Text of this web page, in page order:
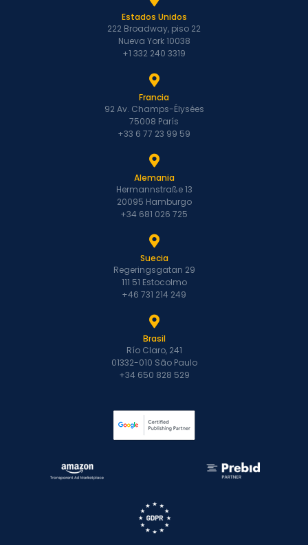
Estados Unidos
222 Broadway, piso 22
Nueva York 10038
+1 332 240 3319
Francia
92 Av. Champs-Élysées
75008 París
+33 6 77 23 99 59
Alemania
Hermannstraße 13
20095 Hamburgo
+34 681 026 725
Suecia
Regeringsgatan 29
111 51 Estocolmo
+46 731 214 249
Brasil
Río Claro, 241
01332-010 São Paulo
+34 650 828 529